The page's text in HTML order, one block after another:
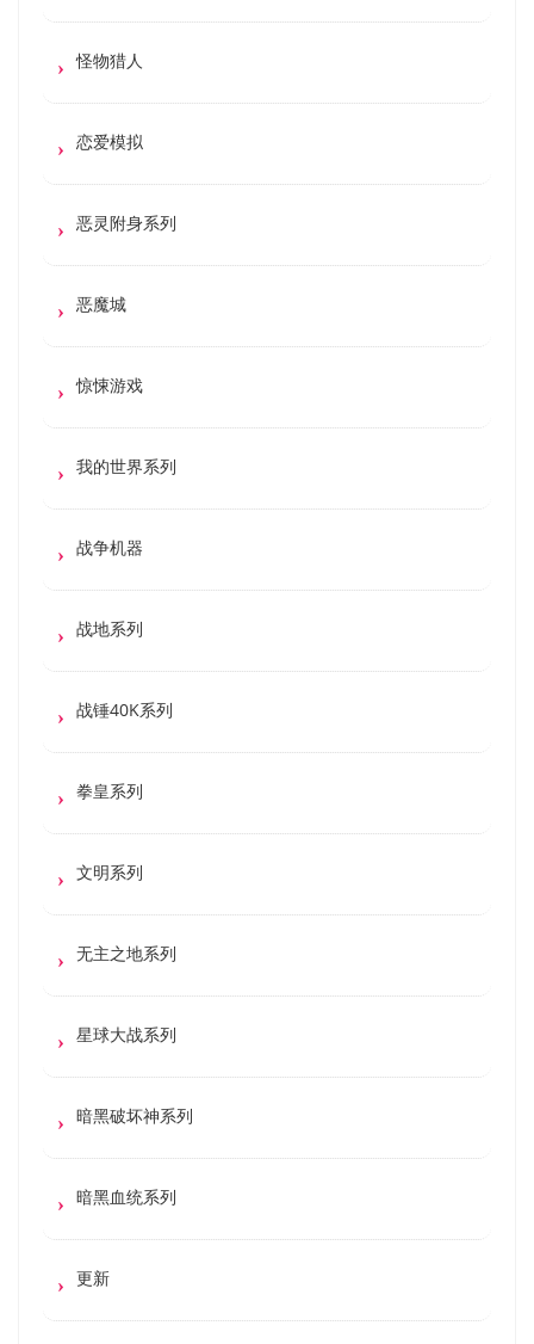
怪物猎人
恋爱模拟
恶灵附身系列
恶魔城
惊悚游戏
我的世界系列
战争机器
战地系列
战锤40K系列
拳皇系列
文明系列
无主之地系列
星球大战系列
暗黑破坏神系列
暗黑血统系列
更新